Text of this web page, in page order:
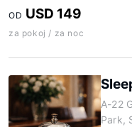
OD USD 149
za pokoj / za noc
A-22
Park,